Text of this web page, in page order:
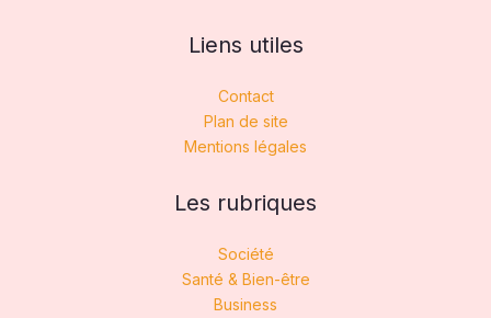
Liens utiles
Contact
Plan de site
Mentions légales
Les rubriques
Société
Santé & Bien-être
Business